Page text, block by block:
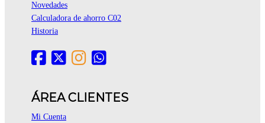
Novedades
Calculadora de ahorro C02
Historia
ÁREA CLIENTES
Mi Cuenta